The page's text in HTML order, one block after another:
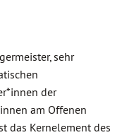
sehr
der
am Offenen
das Kernelement des